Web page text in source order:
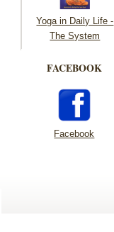
Yoga in Daily Life -
The System
FACEBOOK
Facebook